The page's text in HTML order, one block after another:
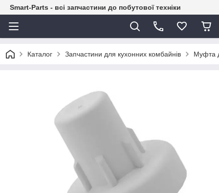
Smart-Parts - всі запчастини до побутової техніки
Каталог Запчастини для кухонних комбайнів Муфта